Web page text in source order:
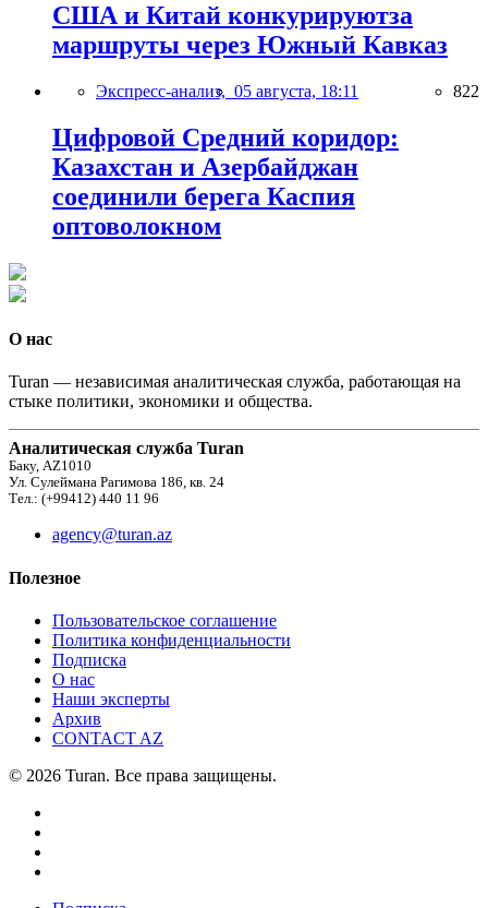
США и Китай конкурируютза
маршруты через Южный Кавказ
Экспресс-анализ, 05 августа, 18:11 822
Цифровой Средний коридор:
Казахстан и Азербайджан
соединили берега Каспия
оптоволокном
О нас
Turan — независимая аналитическая служба, работающая на
стыке политики, экономики и общества.
Аналитическая служба Turan
Баку, AZ1010
Ул. Сулеймана Рагимова 186, кв. 24
Тел.: (+99412) 440 11 96
agency@turan.az
Полезное
Пользовательское соглашение
Политика конфиденциальности
Подписка
О нас
Наши эксперты
Архив
CONTACT AZ
© 2026 Turan. Все права защищены.